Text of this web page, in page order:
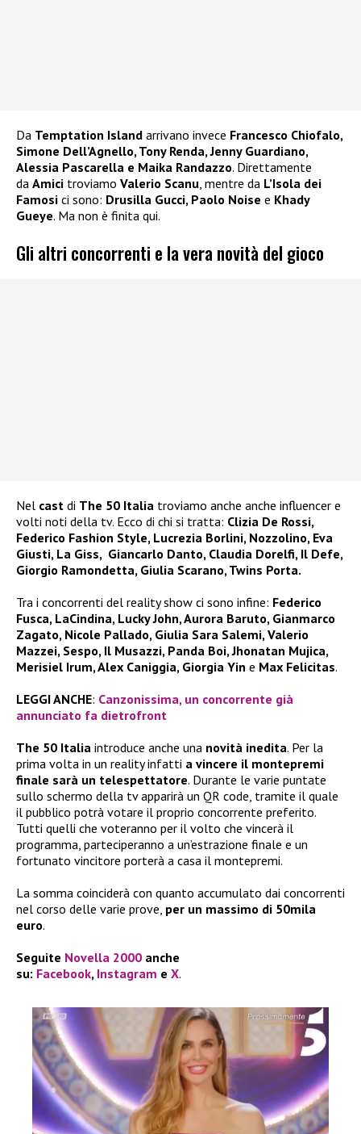
Da Temptation Island arrivano invece Francesco Chiofalo,
Simone Dell’Agnello, Tony Renda, Jenny Guardiano,
Alessia Pascarella e Maika Randazzo. Direttamente
da Amici troviamo Valerio Scanu, mentre da L’Isola dei
Famosi ci sono: Drusilla Gucci, Paolo Noise e Khady
Gueye. Ma non è finita qui.
Gli altri concorrenti e la vera novità del gioco
Nel cast di The 50 Italia troviamo anche anche influencer e
volti noti della tv. Ecco di chi si tratta: Clizia De Rossi,
Federico Fashion Style, Lucrezia Borlini, Nozzolino, Eva
Giusti, La Giss, Giancarlo Danto, Claudia Dorelfi, Il Defe,
Giorgio Ramondetta, Giulia Scarano, Twins Porta.
Tra i concorrenti del reality show ci sono infine: Federico
Fusca, LaCindina, Lucky John, Aurora Baruto, Gianmarco
Zagato, Nicole Pallado, Giulia Sara Salemi, Valerio
Mazzei, Sespo, Il Musazzi, Panda Boi, Jhonatan Mujica,
Merisiel Irum, Alex Caniggia, Giorgia Yin e Max Felicitas.
LEGGI ANCHE: Canzonissima, un concorrente già
annunciato fa dietrofront
The 50 Italia introduce anche una novità inedita. Per la
prima volta in un reality infatti a vincere il montepremi
finale sarà un telespettatore. Durante le varie puntate
sullo schermo della tv apparirà un QR code, tramite il quale
il pubblico potrà votare il proprio concorrente preferito.
Tutti quelli che voteranno per il volto che vincerà il
programma, parteciperanno a un’estrazione finale e un
fortunato vincitore porterà a casa il montepremi.
La somma coinciderà con quanto accumulato dai concorrenti
nel corso delle varie prove, per un massimo di 50mila
euro.
Seguite Novella 2000 anche
su: Facebook, Instagram e X.